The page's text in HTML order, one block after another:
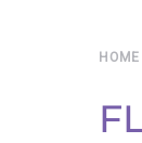
HOME